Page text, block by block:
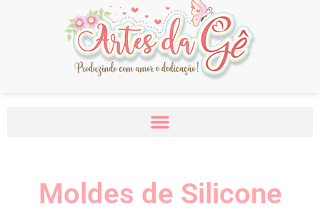
Moldes de Silicone